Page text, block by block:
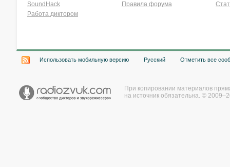
SoundHack
Работа диктором
Правила форума
Использовать мобильную версию Русский Отметить все
При копировании материалов
на источник обязательна. ©